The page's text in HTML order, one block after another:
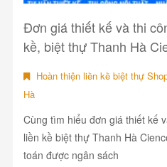
Đơn giá thiết kế và thi
kề, biệt thự Thanh Hà
Hoàn thiện liền kề biệt thự
Hà
Cùng tìm hiểu đơn giá thiết kế
liền kề biệt thự Thanh Hà
toán được ngân sách